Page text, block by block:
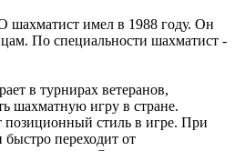
имел в 1988 году. Он
По специальности шахматист -
в турнирах ветеранов,
шахматную игру в стране.
позиционный стиль в игре. При
переходит от